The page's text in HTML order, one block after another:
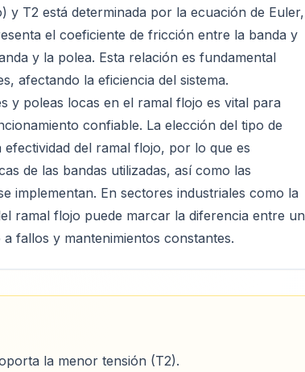
y T2 está determinada por la ecuación de Euler,
el coeficiente de fricción entre la banda y
y la polea. Esta relación es fundamental
afectando la eficiencia del sistema.
y poleas locas en el ramal flojo es vital para
confiable. La elección del tipo de
del ramal flojo, por lo que es
de las bandas utilizadas, así como las
implementan. En sectores industriales como la
ramal flojo puede marcar la diferencia entre un
fallos y mantenimientos constantes.
la menor tensión (T2).